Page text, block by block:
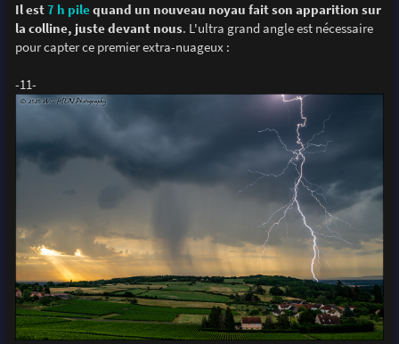
Il est7 h pilequand un nouveau noyau fait son apparition sur
la colline, juste devant nous. L'ultra grand angle est nécessaire
pour capter ce premier extra-nuageux :
-11-